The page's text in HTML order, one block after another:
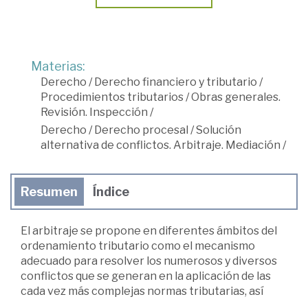
Materias:
Derecho / Derecho financiero y tributario /
Procedimientos tributarios/Obras generales.
Revisión. Inspección /
Derecho / Derecho procesal /Solución
alternativa de conflictos. Arbitraje. Mediación /
Resumen Índice
El arbitraje se propone en diferentes ámbitos del
ordenamiento tributario como el mecanismo
adecuado para resolver los numerosos y diversos
conflictos que se generan en la aplicación de las
cada vez más complejas normas tributarias, así